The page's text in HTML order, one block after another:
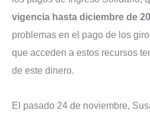
vigencia hasta diciembre de
problemas en el pago de los
que acceden a estos recursos
de este dinero.
El pasado 24 de noviembre,